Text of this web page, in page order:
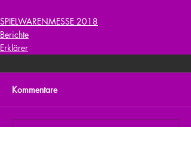
SPIELWARENMESSE 2018
Berichte
Erklärer
Kommentare